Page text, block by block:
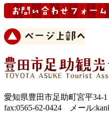
愛知県豊田市足助町宮平34-
fax:0565-62-0424 メール